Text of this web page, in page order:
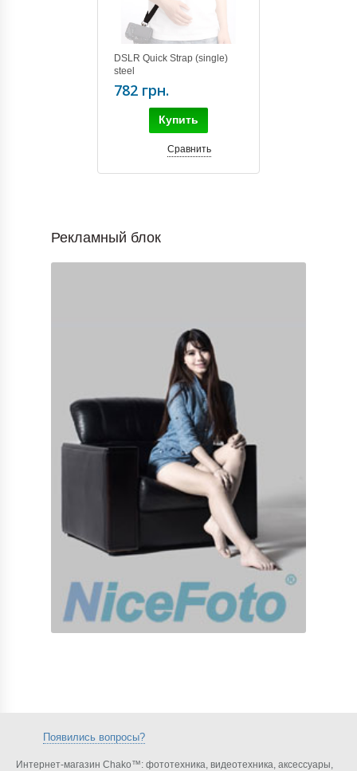
DSLR Quick Strap (single)
steel
782 грн.
Купить
Сравнить
Рекламный блок
Появились вопросы?
Интернет-магазин Chako™: фототехника, видеотехника, аксессуары,